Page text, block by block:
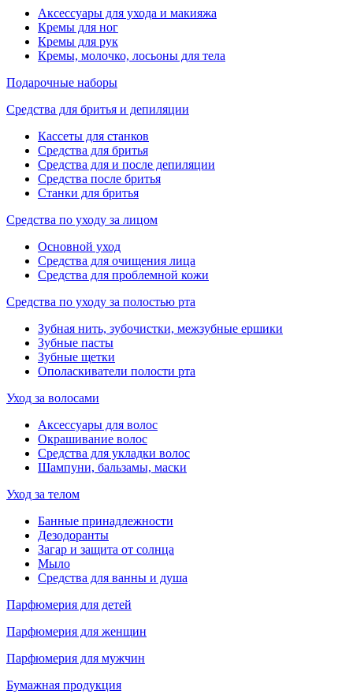
Аксессуары для ухода и макияжа
Кремы для ног
Кремы для рук
Кремы, молочко, лосьоны для тела
Подарочные наборы
Средства для бритья и депиляции
Кассеты для станков
Средства для бритья
Средства для и после депиляции
Средства после бритья
Станки для бритья
Средства по уходу за лицом
Основной уход
Средства для очищения лица
Средства для проблемной кожи
Средства по уходу за полостью рта
Зубная нить, зубочистки, межзубные ершики
Зубные пасты
Зубные щетки
Ополаскиватели полости рта
Уход за волосами
Аксессуары для волос
Окрашивание волос
Средства для укладки волос
Шампуни, бальзамы, маски
Уход за телом
Банные принадлежности
Дезодоранты
Загар и защита от солнца
Мыло
Средства для ванны и душа
Парфюмерия для детей
Парфюмерия для женщин
Парфюмерия для мужчин
Бумажная продукция